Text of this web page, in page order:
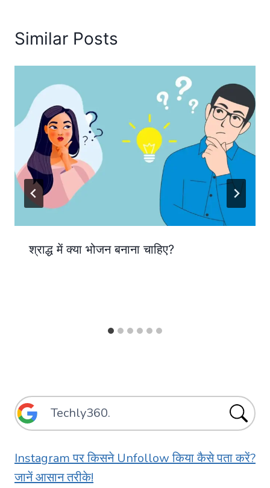
Similar Posts
श्राद्ध में क्या भोजन बनाना चाहिए?
Instagram पर किसने Unfollow किया कैसे पता करें?
जानें आसान तरीके!